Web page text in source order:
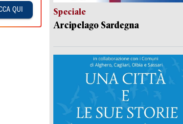
QUI Speciale
Arcipelago Sardegna